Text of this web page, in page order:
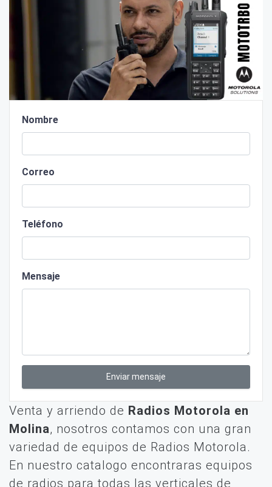
Nombre
Correo
Teléfono
Mensaje
Enviar mensaje
Venta y arriendo de Radios Motorola en
Molina, nosotros contamos con una gran
variedad de equipos de Radios Motorola.
En nuestro catalogo encontraras equipos
de radios para todas las verticales de